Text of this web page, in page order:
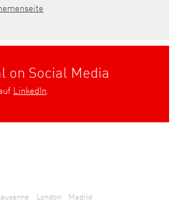
on Social Media
LinkedIn.
London Madrid